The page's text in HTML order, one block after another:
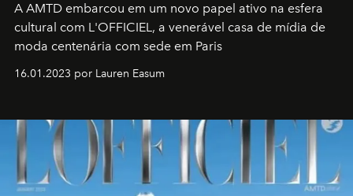
A AMTD embarcou em um novo papel ativo na esfera
cultural com L'OFFICIEL, a venerável casa de mídia de
moda centenária com sede em Paris
16.01.2023 por Lauren Easum